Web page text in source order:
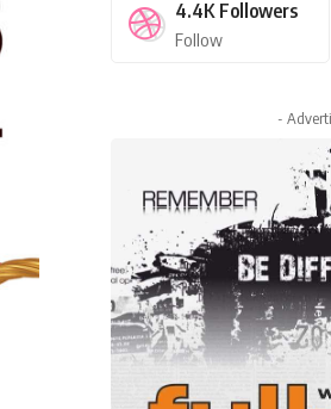
4.4K Followers
Follow
-